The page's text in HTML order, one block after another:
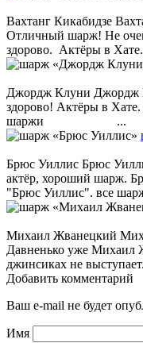
Вахтанг Кикабидзе
Отличный шарж! Не
здорово. Актёры в
Джордж Клуни Джордж
здорово! Актёры в
шаржи ...
Брюс Уиллис Брюс
актёр, хороший шарж.
"Брюс Уиллис".
Михаил Жванецкий
Давненько уже Михаил
джинсиках не
Добавить комментарий
Ваш e-mail не будет
Имя